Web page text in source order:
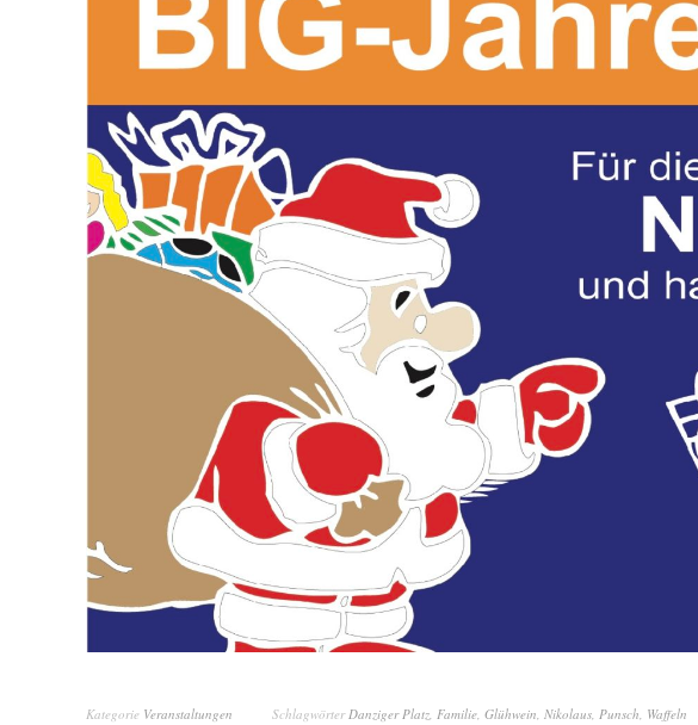
Kategorie Veranstaltungen Schlagwörter Danziger Platz Familie Glühwein Nikolaus Punsch Waffeln